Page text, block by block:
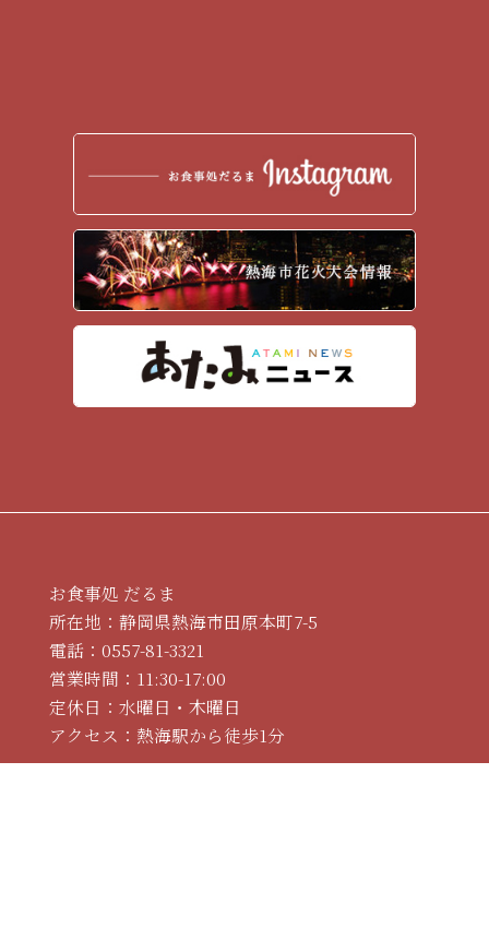
お食事処 だるま
所在地：静岡県熱海市田原本町7-5
電話： 0557-81-3321
営業時間：11:30-17:00
定休日：水曜日・木曜日
アクセス：熱海駅から徒歩1分